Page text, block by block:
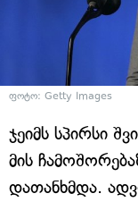
ფოტო: Getty Images
ჯეიმს სპირსი
მის
დათანხმდა.